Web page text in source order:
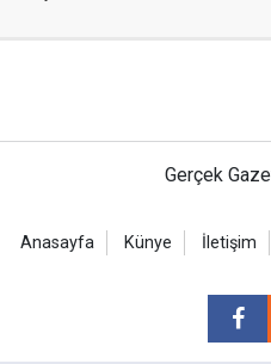
Gerçek
Anasayfa Künye İletişim